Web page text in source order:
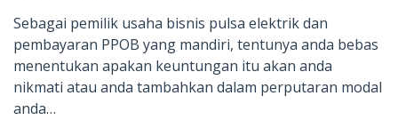
Sebagai pemilik usaha bisnis pulsa elektrik dan
pembayaran PPOB yang mandiri, tentunya anda bebas
menentukan apakan keuntungan itu akan anda
nikmati atau anda tambahkan dalam perputaran modal
anda…